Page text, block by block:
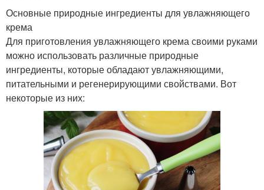
Основные природные ингредиенты для увлажняющего
крема
Для приготовления увлажняющего крема своими руками
можно использовать различные природные
ингредиенты, которые обладают увлажняющими,
питательными и регенерирующими свойствами. Вот
некоторые из них: